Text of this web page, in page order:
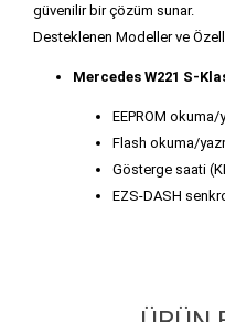
güvenilir bir çözüm sunar.
Desteklenen Modeller ve
Mercedes W221 S-
EEPROM okuma/
Flash okuma/
Gösterge saati
EZS-DASH